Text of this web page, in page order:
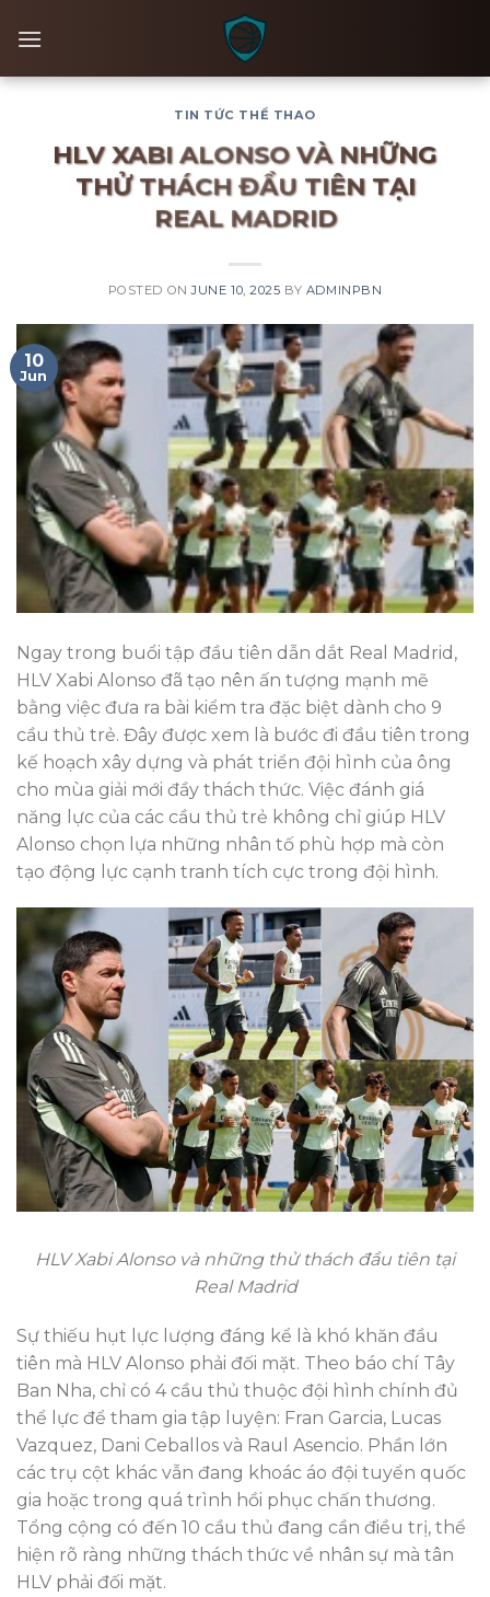
TIN TỨC THỂ THAO
HLV XABI ALONSO VÀ NHỮNG
THỬ THÁCH ĐẦU TIÊN TẠI
REAL MADRID
POSTED ONJUNE 10, 2025 BY ADMINPBN
10
Jun
Ngay trong buổi tập đầu tiên dẫn dắt Real Madrid,
HLV Xabi Alonso đã tạo nên ấn tượng mạnh mẽ
bằng việc đưa ra bài kiểm tra đặc biệt dành cho 9
cầu thủ trẻ. Đây được xem là bước đi đầu tiên trong
kế hoạch xây dựng và phát triển đội hình của ông
cho mùa giải mới đầy thách thức. Việc đánh giá
năng lực của các cầu thủ trẻ không chỉ giúp HLV
Alonso chọn lựa những nhân tố phù hợp mà còn
tạo động lực cạnh tranh tích cực trong đội hình.
HLV Xabi Alonso và những thử thách đầu tiên tại
Real Madrid
Sự thiếu hụt lực lượng đáng kể là khó khăn đầu
tiên mà HLV Alonso phải đối mặt. Theo báo chí Tây
Ban Nha, chỉ có 4 cầu thủ thuộc đội hình chính đủ
thể lực để tham gia tập luyện: Fran Garcia, Lucas
Vazquez, Dani Ceballos và Raul Asencio. Phần lớn
các trụ cột khác vẫn đang khoác áo đội tuyển quốc
gia hoặc trong quá trình hồi phục chấn thương.
Tổng cộng có đến 10 cầu thủ đang cần điều trị, thể
hiện rõ ràng những thách thức về nhân sự mà tân
HLV phải đối mặt.